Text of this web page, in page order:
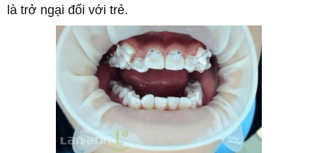
là trở ngại đối với trẻ.